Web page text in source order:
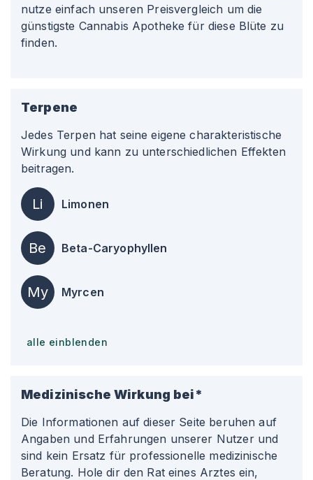
nutze einfach unseren Preisvergleich um die
günstigste Cannabis Apotheke für diese Blüte zu
finden.
Terpene
Jedes Terpen hat seine eigene charakteristische
Wirkung und kann zu unterschiedlichen Effekten
beitragen.
Li Limonen
Be Beta-Caryophyllen
My Myrcen
alle einblenden
Medizinische Wirkung bei*
Die Informationen auf dieser Seite beruhen auf
Angaben und Erfahrungen unserer Nutzer und
sind kein Ersatz für professionelle medizinische
Beratung. Hole dir den Rat eines Arztes ein,